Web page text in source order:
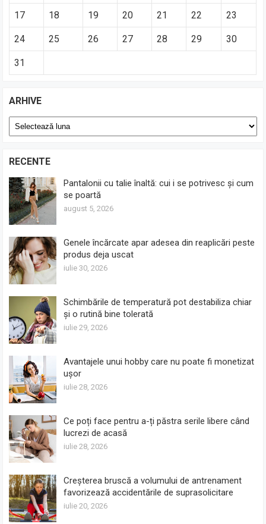
17 18 19 20 21 22 23
24 25 26 27 28 29 30
31
ARHIVE
Arhive
RECENTE
Pantalonii cu talie înaltă: cui i se potrivesc și cum
se poartă
august 5, 2026
Genele încărcate apar adesea din reaplicări peste
produs deja uscat
iulie 30, 2026
Schimbările de temperatură pot destabiliza chiar
și o rutină bine tolerată
iulie 29, 2026
Avantajele unui hobby care nu poate fi monetizat
ușor
iulie 28, 2026
Ce poți face pentru a-ți păstra serile libere când
lucrezi de acasă
iulie 28, 2026
Creșterea bruscă a volumului de antrenament
favorizează accidentările de suprasolicitare
iulie 20, 2026